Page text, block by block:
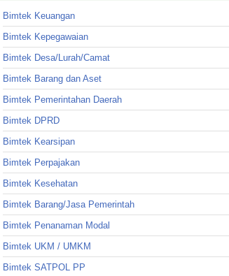
Bimtek Keuangan
Bimtek Kepegawaian
Bimtek Desa/Lurah/Camat
Bimtek Barang dan Aset
Bimtek Pemerintahan Daerah
Bimtek DPRD
Bimtek Kearsipan
Bimtek Perpajakan
Bimtek Kesehatan
Bimtek Barang/Jasa Pemerintah
Bimtek Penanaman Modal
Bimtek UKM / UMKM
Bimtek SATPOL PP